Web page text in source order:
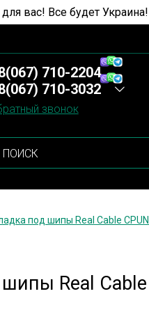
вас! Все будет
710-2204
710-3032
звонок
под шипы Real Cable
Real Cable